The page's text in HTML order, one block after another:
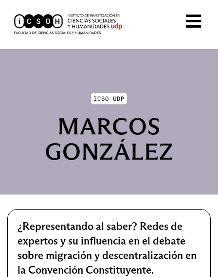
ICSO UDP
MARCOS
GONZÁLEZ
¿Representando al saber? Redes de
expertos y su influencia en el debate
sobre migración y descentralización en
la Convención Constituyente.